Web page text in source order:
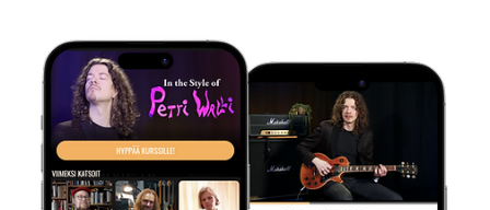
Kokeile Ilmaiseksi